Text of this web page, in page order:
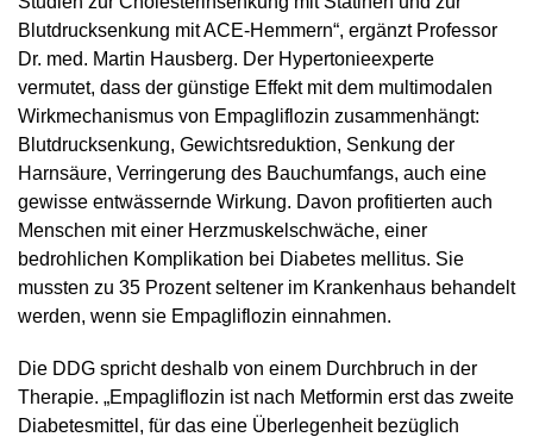
Blutdrucksenkung mit ACE-Hemmern“, ergänzt Professor
Dr. med. Martin Hausberg. Der Hypertonieexperte
vermutet, dass der günstige Effekt mit dem multimodalen
Wirkmechanismus von Empagliflozin zusammenhängt:
Blutdrucksenkung, Gewichtsreduktion, Senkung der
Harnsäure, Verringerung des Bauchumfangs, auch eine
gewisse entwässernde Wirkung. Davon profitierten auch
Menschen mit einer Herzmuskelschwäche, einer
bedrohlichen Komplikation bei Diabetes mellitus. Sie
mussten zu 35 Prozent seltener im Krankenhaus behandelt
werden, wenn sie Empagliflozin einnahmen.
Die DDG spricht deshalb von einem Durchbruch in der
Therapie. „Empagliflozin ist nach Metformin erst das zweite
Diabetesmittel, für das eine Überlegenheit bezüglich